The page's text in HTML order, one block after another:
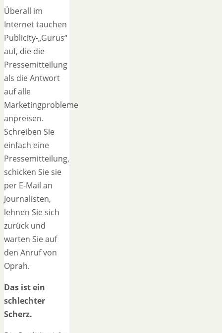
Überall im
Internet tauchen
Publicity-„Gurus“
auf, die die
Pressemitteilung
als die Antwort
auf alle
Marketingprobleme
anpreisen.
Schreiben Sie
einfach eine
Pressemitteilung,
schicken Sie sie
per E-Mail an
Journalisten,
lehnen Sie sich
zurück und
warten Sie auf
den Anruf von
Oprah.
Das ist ein
schlechter
Scherz.